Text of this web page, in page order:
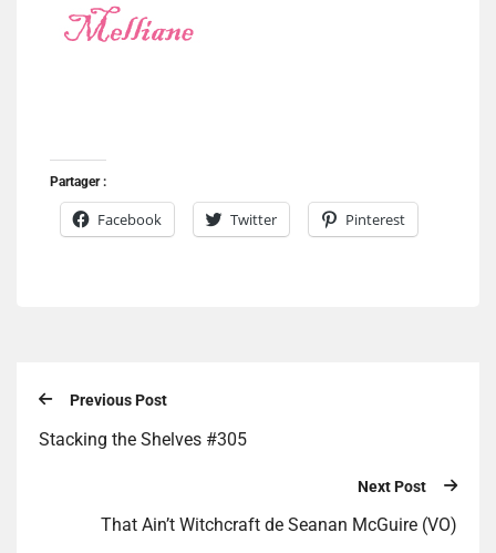
Partager :
Facebook Twitter Pinterest
Previous Post
Stacking the Shelves #305
Next Post
That Ain’t Witchcraft de Seanan McGuire (VO)